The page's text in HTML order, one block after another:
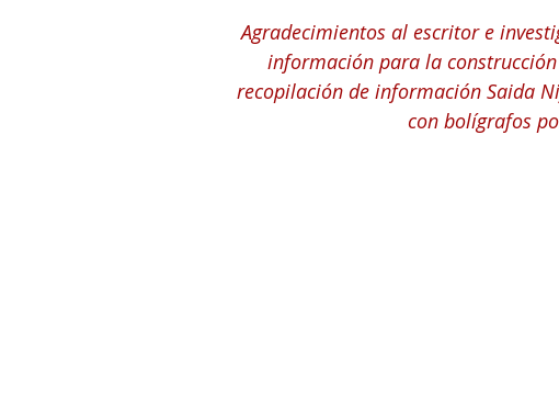
Agradecimientos al escritor e
información para la
recopilación de información Saida
con bolígrafos